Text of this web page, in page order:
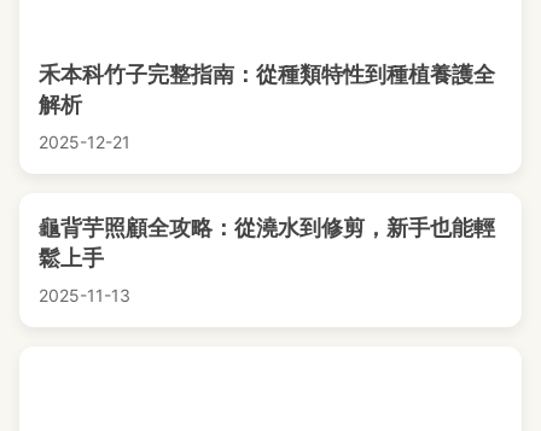
禾本科竹子完整指南：從種類特性到種植養護全
解析
2025-12-21
龜背芋照顧全攻略：從澆水到修剪，新手也能輕
鬆上手
2025-11-13